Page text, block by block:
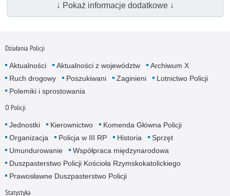
↓ Pokaż informacje dodatkowe ↓
Działania Policji
Aktualności Aktualności z województw
Archiwum X
Ruch drogowy
Poszukiwani Zaginieni
Lotnictwo Policji
Polemiki i sprostowania
O Policji
Jednostki Kierownictwo
Komenda Główna Policji
Organizacja
Policja w III RP Historia
Sprzęt
Umundurowanie
Współpraca międzynarodowa
Duszpasterstwo Policji Kościoła Rzymskokatolickiego
Prawosławne Duszpasterstwo Policji
Statystyka